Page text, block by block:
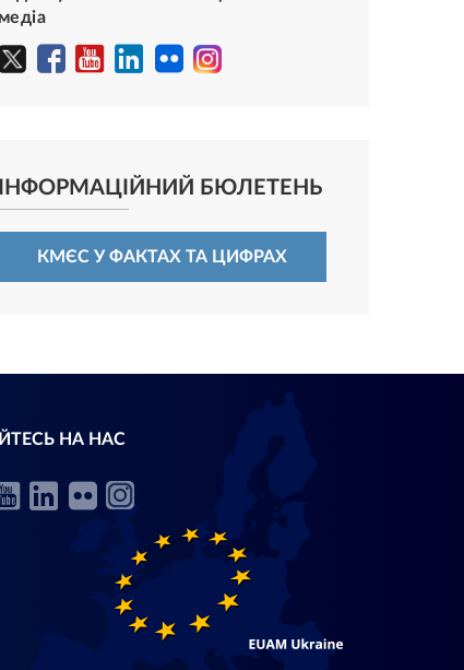
медіа
ІНФОРМАЦІЙНИЙ БЮЛЕТЕНЬ
КМЄС У ФАКТАХ ТА ЦИФРАХ
НА НАС